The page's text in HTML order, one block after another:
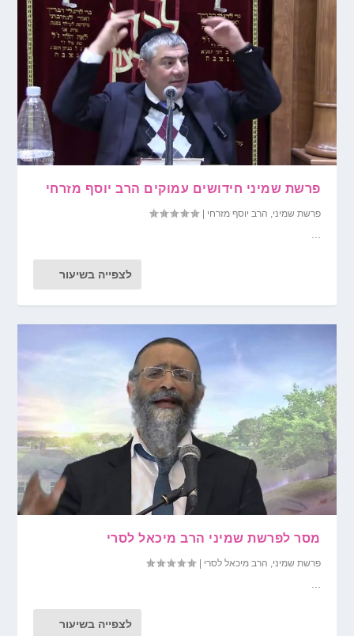
פרשת שמיני חידושים עמוקים הרב יוסף מזרחי
פרשת שמיני הרב יוסף מזרחי |
לצפייה בשיעור
מסר לפרשת שמיני הרב מיכאל לסרי
פרשת שמיני, הרב מיכאל לסרי |
...
לצפייה בשיעור